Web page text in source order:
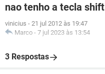
nao tenho a tecla shift
vinicius - 21 jul 2012 às 19:47
Marco - 7 jul 2023 às 13:54
3 Respostas